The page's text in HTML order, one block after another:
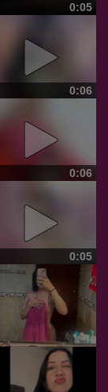
0:05
0:06
0:06
0:05